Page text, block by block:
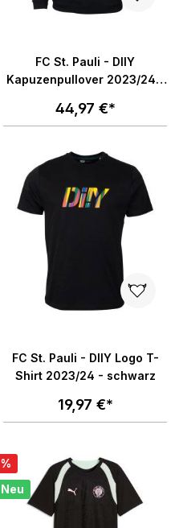
FC St. Pauli - DIIY
Kapuzenpullover 2023/24 -
44,97 €*
FC St. Pauli - DIIY Logo T-
Shirt 2023/24 - schwarz
19,97 €*
%
Neu